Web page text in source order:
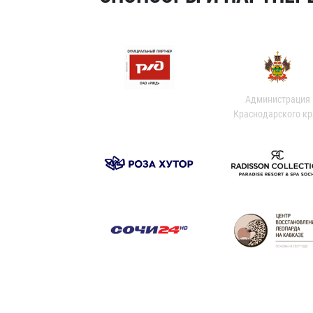
Администрация
Краснодарского